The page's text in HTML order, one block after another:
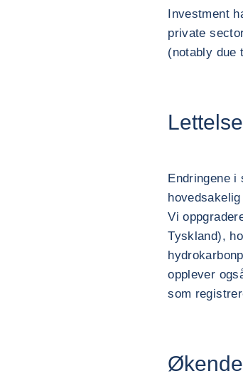
Investment
private
(notably due
Endringene i
Vi
Tyskland),
opplever
som